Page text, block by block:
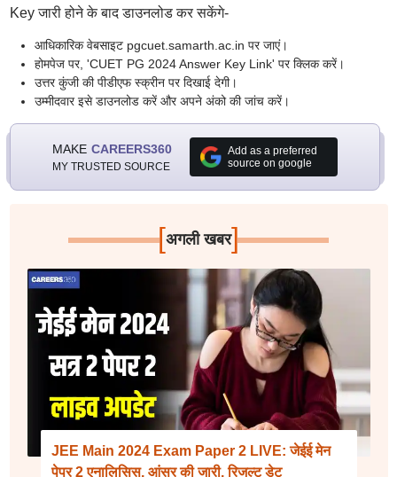
Key जारी होने के बाद डाउनलोड कर सकेंगे-
आधिकारिक वेबसाइट pgcuet.samarth.ac.in पर जाएं।
होमपेज पर, 'CUET PG 2024 Answer Key Link' पर क्लिक करें।
उत्तर कुंजी की पीडीएफ स्क्रीन पर दिखाई देगी।
उम्मीदवार इसे डाउनलोड करें और अपने अंको की जांच करें।
MAKE CAREERS360
MY TRUSTED SOURCE
Add as a preferred
source on google
[अगली खबर]
JEE Main 2024 Exam Paper 2 LIVE: जेईई मेन
पेपर 2 एनालिसिस, आंसर की जारी, रिजल्ट डेट